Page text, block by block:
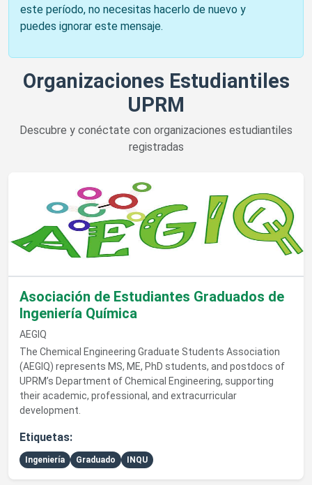
este período, no necesitas hacerlo de nuevo y
puedes ignorar este mensaje.
Organizaciones Estudiantiles
UPRM
Descubre y conéctate con organizaciones estudiantiles
registradas
Ver detalles de Asociación de Estudiantes Graduados de
Asociación de Estudiantes Graduados de
Ingeniería Química
AEGIQ
The Chemical Engineering Graduate Students Association
(AEGIQ) represents MS, ME, PhD students, and postdocs of
UPRM’s Department of Chemical Engineering, supporting
their academic, professional, and extracurricular
development.
Etiquetas:
Ingeniería Graduado INQU